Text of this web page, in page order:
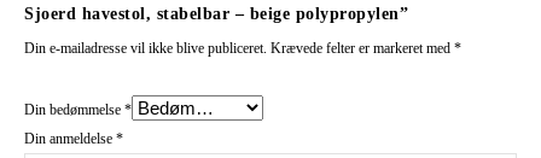
Sjoerd havestol, stabelbar – beige polypropylen”
Din e-mailadresse vil ikke blive publiceret. Krævede felter er markeret med *
Din bedømmelse *
Din anmeldelse *